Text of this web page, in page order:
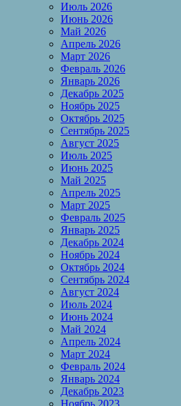
Июль 2026
Июнь 2026
Май 2026
Апрель 2026
Март 2026
Февраль 2026
Январь 2026
Декабрь 2025
Ноябрь 2025
Октябрь 2025
Сентябрь 2025
Август 2025
Июль 2025
Июнь 2025
Май 2025
Апрель 2025
Март 2025
Февраль 2025
Январь 2025
Декабрь 2024
Ноябрь 2024
Октябрь 2024
Сентябрь 2024
Август 2024
Июль 2024
Июнь 2024
Май 2024
Апрель 2024
Март 2024
Февраль 2024
Январь 2024
Декабрь 2023
Ноябрь 2023